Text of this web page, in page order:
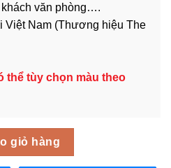
khách văn phòng….
Việt Nam (Thương hiệu The
thể tùy chọn màu theo
Văn Phòng GTK-076 số lượng
giỏ hàng